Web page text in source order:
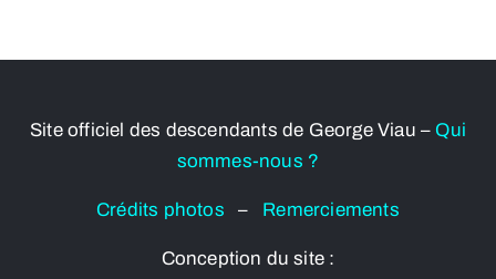
Site officiel des descendants de George Viau – Qui
sommes-nous ?
Crédits photos– Remerciements
Conception du site :